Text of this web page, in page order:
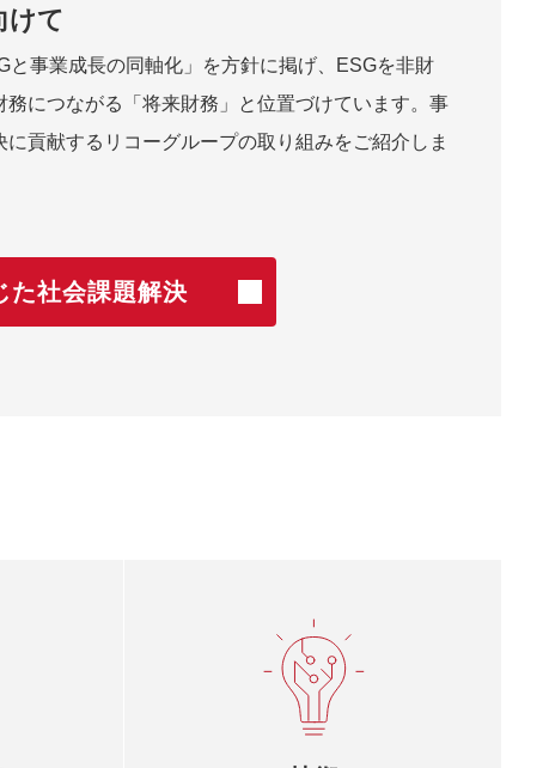
けて
と事業成長の同軸化」を方針に掲げ、ESGを非財
務につながる「将来財務」と位置づけています。事
貢献するリコーグループの取り組みをご紹介しま
た社会課題解決